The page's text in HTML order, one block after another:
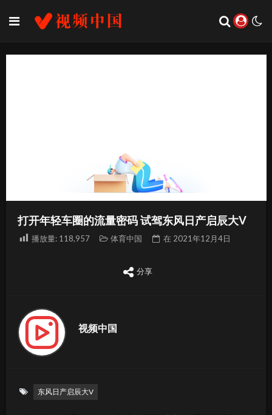
打开年轻车圈的流量密码 试驾东风日产启辰大V
播放量: 118,957 体育中国 在 2021年12月4日
分享
视频中国
东风日产启辰大V